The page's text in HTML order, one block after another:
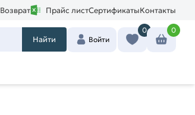
Возврат Прайс листСертификатыКонтакты
Найти Войти
0 0